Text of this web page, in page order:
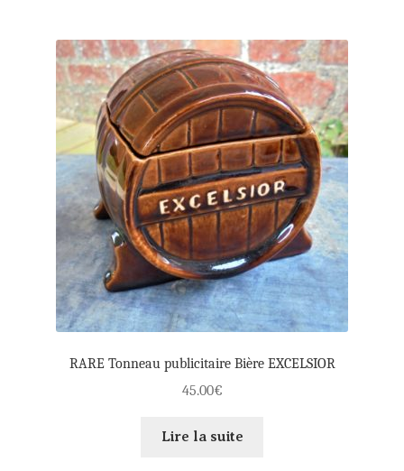
RARE Tonneau publicitaire Bière EXCELSIOR
45.00€
Lire la suite